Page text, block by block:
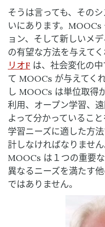
そうは言っても、その
いにあります。
ョン、そして新しいメ
の有望な方法を与えて
リオF は、社会変化の
て MOOCs が与えてく
し MOOCs は単位取得
利用、オープン学習、
よって分かっているこ
学習ニーズに適した方
計しなければなりませ
MOOCs は１つの重要
異なるニーズを満たす
ではありません。